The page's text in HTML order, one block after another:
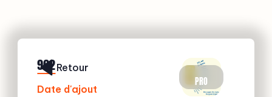
962
Date d'ajout
PRO
Retour